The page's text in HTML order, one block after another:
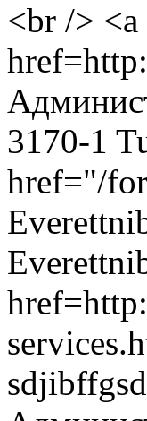
<br /> <a
3170-1
href="/